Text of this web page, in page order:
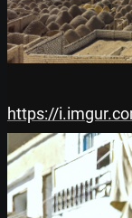
https://